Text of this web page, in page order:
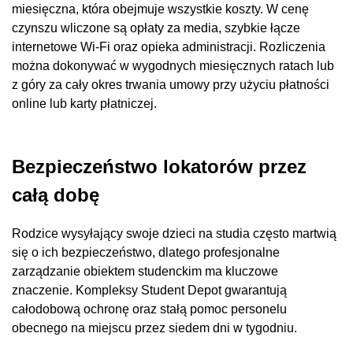
miesięczna, która obejmuje wszystkie koszty. W cenę
czynszu wliczone są opłaty za media, szybkie łącze
internetowe Wi-Fi oraz opieka administracji. Rozliczenia
można dokonywać w wygodnych miesięcznych ratach lub
z góry za cały okres trwania umowy przy użyciu płatności
online lub karty płatniczej.
Bezpieczeństwo lokatorów przez
całą dobę
Rodzice wysyłający swoje dzieci na studia często martwią
się o ich bezpieczeństwo, dlatego profesjonalne
zarządzanie obiektem studenckim ma kluczowe
znaczenie. Kompleksy Student Depot gwarantują
całodobową ochronę oraz stałą pomoc personelu
obecnego na miejscu przez siedem dni w tygodniu.